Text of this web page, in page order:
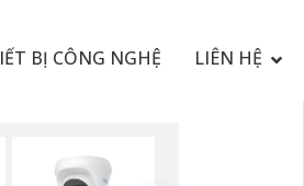
BỊ CÔNG NGHỆ LIÊN HỆ